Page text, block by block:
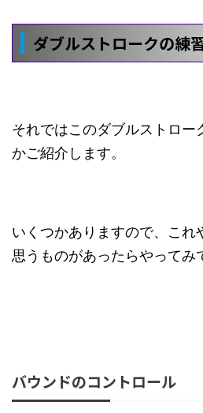
ダブルストロークの練
それではこのダブルストロー
かご紹介します。
いくつかありますので、これ
思うものがあったらやってみ
バウンドのコントロール